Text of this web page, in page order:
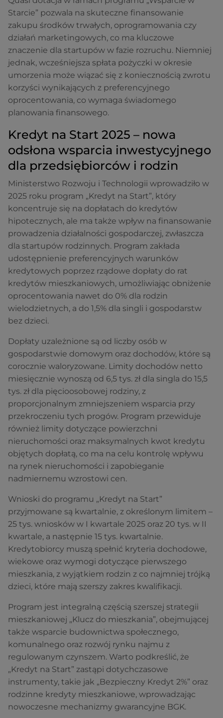
Starcie” pozwala na skuteczne finansowanie
zakupu środków trwałych, oprogramowania czy
działań marketingowych, co ma kluczowe
znaczenie dla startupów w fazie rozruchu. Niemniej
jednak, wcześniejsza spłata pożyczki w okresie
umorzenia może wiązać się z koniecznością zwrotu
korzyści wynikających z preferencyjnego
oprocentowania, co wymaga świadomego
planowania finansowego.
Kredyt na Start 2025 – nowa
odsłona wsparcia inwestycyjnego
dla przedsiębiorców i rodzin
Ministerstwo Rozwoju i Technologii wprowadziło w
2025 roku program „Kredyt na Start”, który
koncentruje się na dopłatach do kredytów
hipotecznych, ale ma także wpływ na finansowanie
prowadzenia działalności gospodarczej, zwłaszcza
dla startupów rodzinnych. Program zakłada
udostępnienie preferencyjnych warunków
kredytowych poprzez rządowe dopłaty do rat
kredytów mieszkaniowych, umożliwiając obniżenie
oprocentowania nawet do 0% dla rodzin
wielodzietnych, a do 1,5% dla singli i gospodarstw
bez dzieci.
Dopłaty uzależnione są od liczby osób w
gospodarstwie domowym oraz dochodów, które są
corocznie waloryzowane. Limity dochodów netto
miesięcznie wynoszą od 6,5 tys. zł dla singla do 15,5
tys. zł dla pięcioosobowej rodziny, z
proporcjonalnym zmniejszeniem wsparcia przy
przekroczeniu tych progów. Program przewiduje
również limity dotyczące powierzchni
nieruchomości oraz maksymalnych kwot kredytu
objętych dopłatą, co ma na celu kontrolę wpływu
na rynek nieruchomości i zapobieganie
nadmiernemu wzrostowi cen.
Wnioski do programu „Kredyt na Start”
przyjmowane są kwartalnie, z określonym limitem –
25 tys. wniosków w I kwartale 2025 oraz 20 tys. w II
kwartale, a następnie 15 tys. kwartalnie.
Kredytobiorcy muszą spełnić kryteria dochodowe,
wiekowe oraz wymogi dotyczące pierwszego
mieszkania, z wyjątkiem rodzin z co najmniej trójką
dzieci, które mają szerszy zakres kwalifikacji.
Program jest integralną częścią szerszej strategii
mieszkaniowej „Klucz do mieszkania”, obejmującej
także wsparcie budownictwa społecznego,
komunalnego oraz rozwój rynku najmu z
regulowanym czynszem. Warto podkreślić, że
„Kredyt na Start” zastąpi dotychczasowe
instrumenty, takie jak „Bezpieczny Kredyt 2%” oraz
rodzinne kredyty mieszkaniowe, wprowadzając
nowoczesne mechanizmy gwarancyjne BGK.